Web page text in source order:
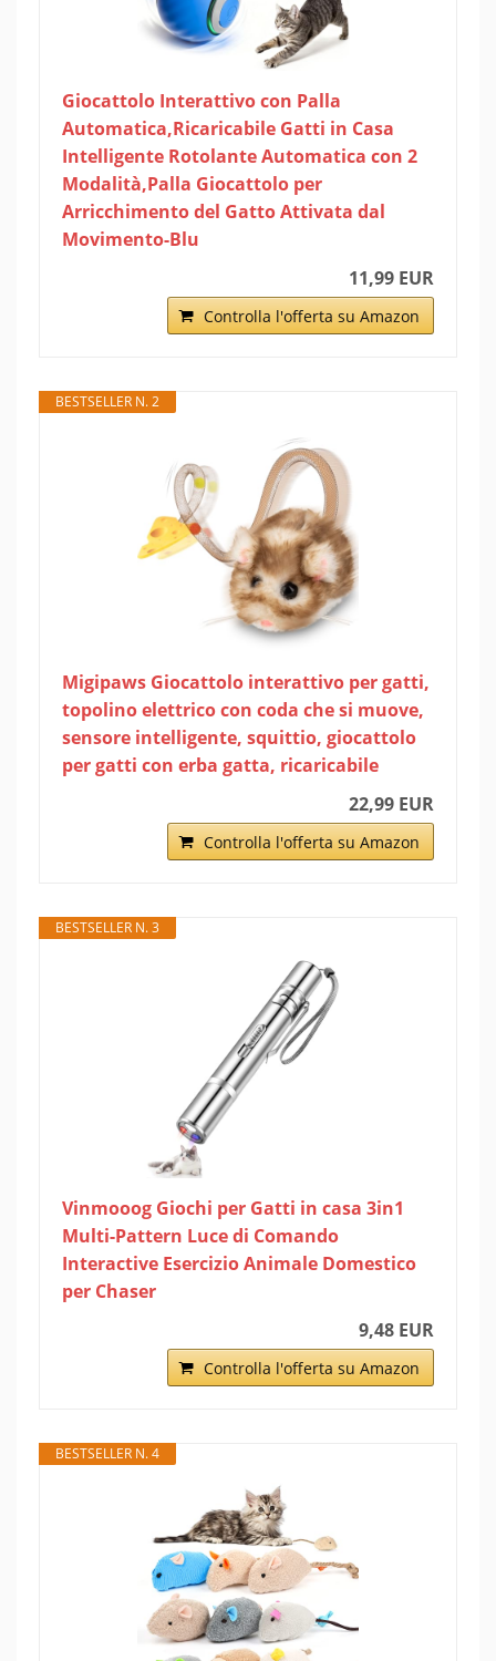
Giocattolo Interattivo con Palla
Automatica,Ricaricabile Gatti in Casa
Intelligente Rotolante Automatica con 2
Modalità,Palla Giocattolo per
Arricchimento del Gatto Attivata dal
Movimento-Blu
11,99 EUR
Controlla l'offerta su Amazon
BESTSELLER N. 2
Migipaws Giocattolo interattivo per gatti,
topolino elettrico con coda che si muove,
sensore intelligente, squittio, giocattolo
per gatti con erba gatta, ricaricabile
22,99 EUR
Controlla l'offerta su Amazon
BESTSELLER N. 3
Vinmooog Giochi per Gatti in casa 3in1
Multi-Pattern Luce di Comando
Interactive Esercizio Animale Domestico
per Chaser
9,48 EUR
Controlla l'offerta su Amazon
BESTSELLER N. 4